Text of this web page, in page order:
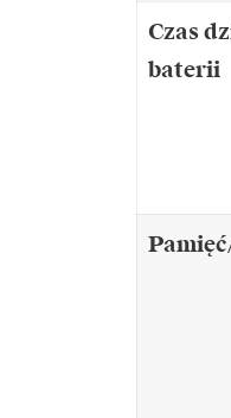
Czas
baterii